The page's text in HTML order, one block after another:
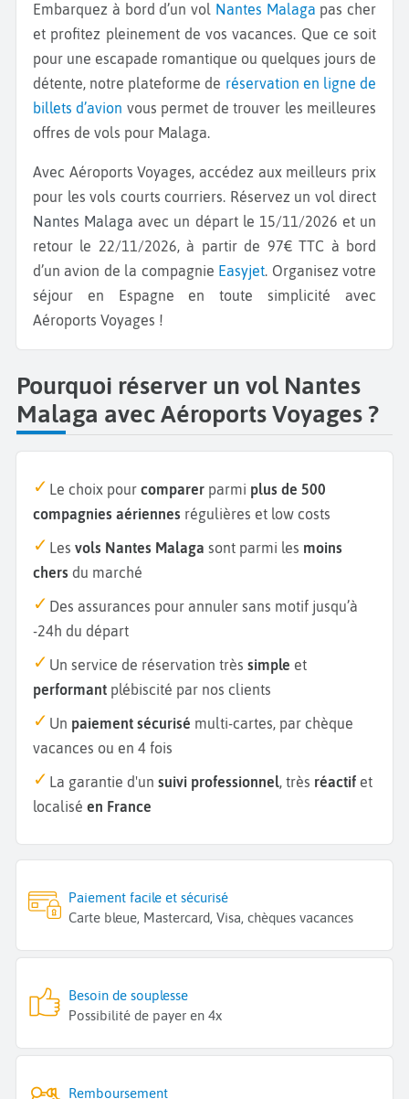
Embarquez à bord d’un vol Nantes Malaga pas cher
et profitez pleinement de vos vacances. Que ce soit
pour une escapade romantique ou quelques jours de
détente, notre plateforme de réservation en ligne de
billets d’avion vous permet de trouver les meilleures
offres de vols pour Malaga.
Avec Aéroports Voyages, accédez aux meilleurs prix
pour les vols courts courriers. Réservez un vol direct
Nantes Malagaavec un départ le 15/11/2026 et un
retour le 22/11/2026, à partir de 97€ TTC à bord
d’un avion de la compagnie Easyjet. Organisez votre
séjour en Espagne en toute simplicité avec
Aéroports Voyages !
Pourquoi réserver un vol Nantes
Malaga avec Aéroports Voyages ?
Le choix pour comparer parmi plus de 500
compagnies aériennes régulières et low costs
Les vols Nantes Malaga sont parmi les moins
chers du marché
Des assurances pour annuler sans motif jusqu’à
-24h du départ
Un service de réservation très simple et
performant plébiscité par nos clients
Un paiement sécurisé multi-cartes, par chèque
vacances ou en 4 fois
La garantie d'un suivi professionnel, très réactif et
localisé en France
Paiement facile et sécurisé
Carte bleue, Mastercard, Visa, chèques vacances
Besoin de souplesse
Possibilité de payer en 4x
Remboursement